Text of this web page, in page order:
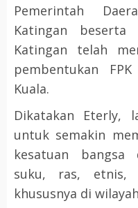
Pemerintah
Katingan beserta
Katingan telah
pembentukan
Kuala.
Dikatakan Eterly,
untuk semakin
kesatuan bangsa
suku, ras, etnis,
khususnya di